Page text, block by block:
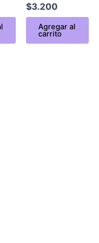
$3.200
Agregar al
carrito